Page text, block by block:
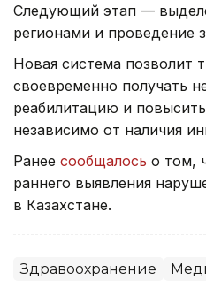
Следующий этап —
регионами и проведение
Новая система позволит
своевременно получать
реабилитацию и
независимо от наличия
Ранее сообщалось о том,
раннего выявления
в Казахстане.
Здравоохранение